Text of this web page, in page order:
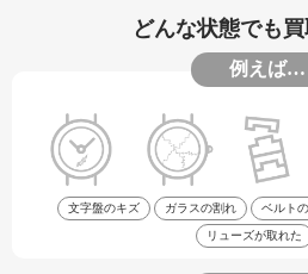
どんな状態でも買
例えば…
文字盤のキズ ガラスの割れ ベルト
リューズが取れた